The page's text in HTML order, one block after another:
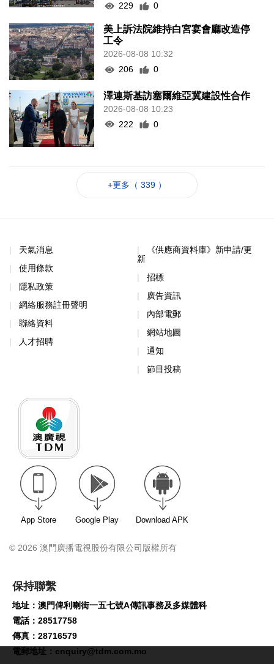
229
0
美上訴法院維持白宮宴會廳改造停
工令
2026-08-08 10:32
206
0
澤連斯基訪塞爾維亞冀建設性合作
2026-08-08 10:23
222
0
+更多（ 339 ）
天氣消息
使用條款
隱私政策
網絡服務註冊聲明
聯絡資料
人才招聘
《供應商資料庫》新申請/更
新
招標
廣告資訊
內部電郵
網站地圖
通知
節目投稿
App Store Google Play Download APK
© 2026 澳門廣播電視股份有限公司版權所有
保持聯繫
地址：澳門俾利喇街一五七號A傳訊事務及多媒體科
電話：28517758
傳真：28716579
電郵地址： enquiry@tdm.com.mo